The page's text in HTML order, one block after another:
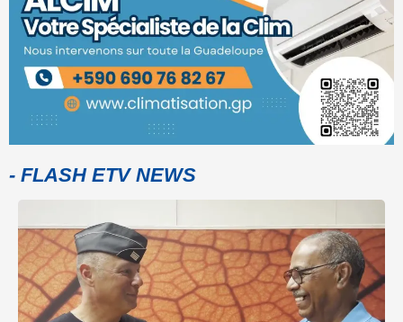
- FLASH ETV NEWS